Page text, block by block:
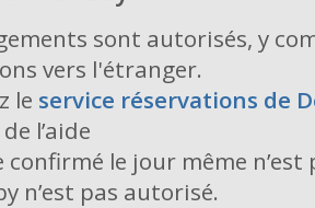
sont autorisés, y
vers l'étranger.
le service réservations de
l’aide
confirmé le jour même
n’est pas autorisé.